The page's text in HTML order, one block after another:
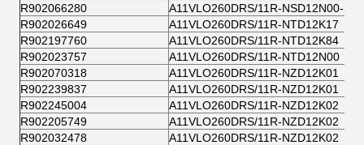
R902066280
A11VLO260DRS/11R-NSD12N00-S
R902026649
A11VLO260DRS/11R-NTD12K17
R902197760
A11VLO260DRS/11R-NTD12K84
R902023757
A11VLO260DRS/11R-NTD12N00
R902070318
A11VLO260DRS/11R-NZD12K01
R902239837
A11VLO260DRS/11R-NZD12K01
R902245004
A11VLO260DRS/11R-NZD12K02
R902205749
A11VLO260DRS/11R-NZD12K02
R902032478
A11VLO260DRS/11R-NZD12K02